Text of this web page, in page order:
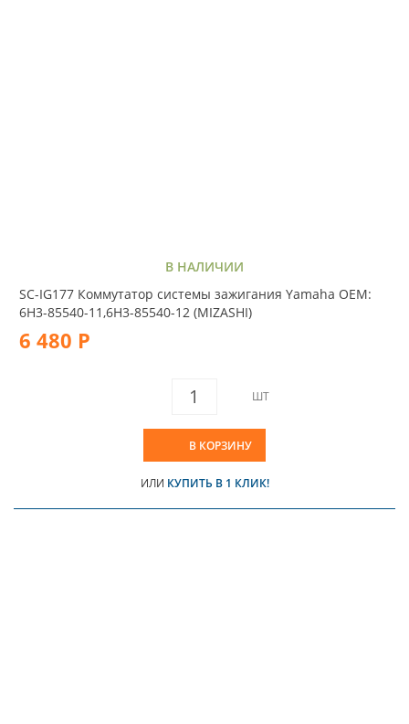
В НАЛИЧИИ
SC-IG177 Коммутатор системы зажигания Yamaha OEM:
6H3-85540-11,6H3-85540-12 (MIZASHI)
6 480 Р
ШТ
В КОРЗИНУ
ИЛИ КУПИТЬ В 1 КЛИК!